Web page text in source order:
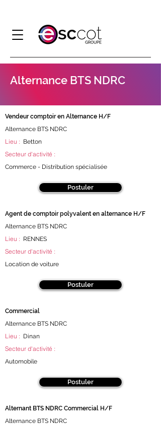
Alternance BTS NDRC
Retour aux offres
Vendeur comptoir en Alternance H/F
Alternance BTS NDRC
Lieu : ​​Betton​
Secteur d'activité :
Commerce - Distribution spécialisée
Postuler
Agent de comptoir polyvalent en alternance H/F
Alternance BTS NDRC
Lieu : RENNES
Secteur d'activité :
Location de voiture
Postuler
Commercial
Alternance BTS NDRC
Lieu : Dinan
Secteur d'activité :
Automobile
Postuler
Alternant BTS NDRC Commercial H/F
Alternance BTS NDRC